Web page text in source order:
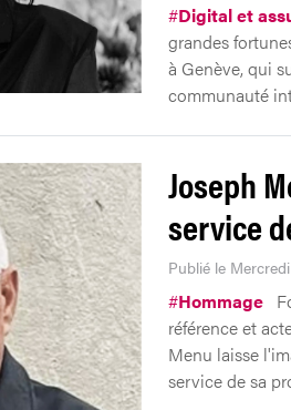
#Digital et
grandes
à Genève, qui
communauté
Joseph
service
Publié le
#Hommage
référence et
Menu laisse
service de sa